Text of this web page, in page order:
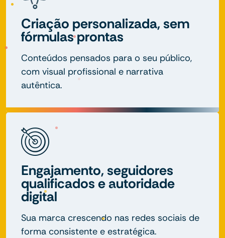
Criação personalizada, sem
fórmulas prontas
Conteúdos pensados para o seu público,
com visual profissional e narrativa
autêntica.
Engajamento, seguidores
qualificados e autoridade
digital
Sua marca crescendo nas redes sociais de
forma consistente e estratégica.